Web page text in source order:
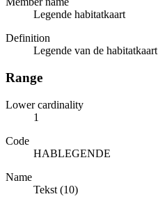
Legende habitatkaart
Definition
Legende van de habitatkaart
Range
Lower cardinality
1
Code
HABLEGENDE
Name
Tekst (10)